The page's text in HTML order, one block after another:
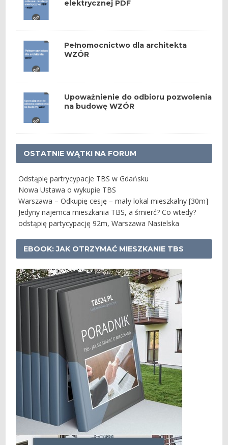
elektrycznej PDF
Pełnomocnictwo dla architekta
WZÓR
Upoważnienie do odbioru pozwolenia
na budowę WZÓR
OSTATNIE WĄTKI NA FORUM
Odstąpię partrycypacje TBS w Gdańsku
Nowa Ustawa o wykupie TBS
Warszawa – Odkupię cesję – mały lokal mieszkalny [30m]
Jedyny najemca mieszkania TBS, a śmierć? Co wtedy?
odstąpię partycypację 92m, Warszawa Nasielska
EBOOK: JAK OTRZYMAĆ MIESZKANIE TBS